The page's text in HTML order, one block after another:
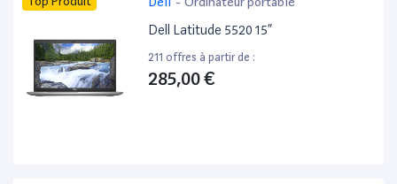
Dell Latitude 5520 15”
211 offres à partir de :
285,00 €